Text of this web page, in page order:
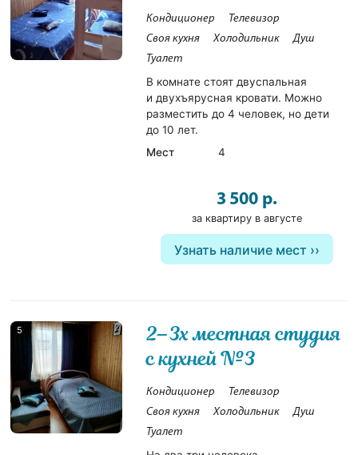
Кондиционер
Телевизор
Своя кухня
Холодильник
Душ
Туалет
В комнате стоят двуспальная
и двухъярусная кровати. Можно
разместить до 4 человек, но дети
до 10 лет.
Мест
4
3 500 р.
за квартиру в августе
Узнать наличие мест
5
2–3х местная студия
с кухней №3
Кондиционер
Телевизор
Своя кухня
Холодильник
Душ
Туалет